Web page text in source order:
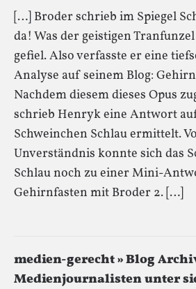
[…] Broder schrieb im Spiegel
da! Was der geistigen
gefiel. Also verfasste er eine
Analyse auf seinem Blog:
Nachdem diesem dieses Opus
schrieb Henryk eine Antwort
Schweinchen Schlau ermittelt.
Unverständnis konnte sich das
Schlau noch zu einer Mini-
Gehirnfasten mit Broder 2. […]
medien-gerecht » Blog
Medienjournalisten unter